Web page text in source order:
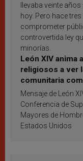
llevaba veinte
hoy. Pero hace
comprometer
controvertida ley
minorías.
León XIV anima
religiosos a ver
comunitaria
inspiración y
Mensaje de León
Conferencia de
Mayores de
Estados Unidos